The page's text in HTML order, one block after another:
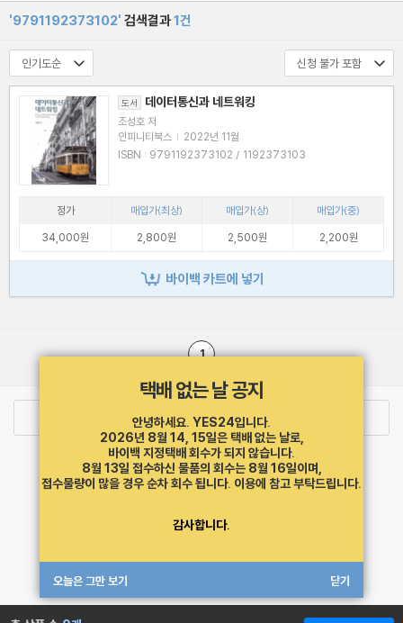
'9791192373102' 검색결과1건
도서 데이터통신과 네트워킹
조성호 저
인피니티북스 | 2022년 11월
ISBN : 9791192373102 / 1192373103
정가 매입가(최상) 매입가(상)
매입가(중)
34,000원
2,800원 2,500원 2,200원
바이백 카트에 넣기
1
택배 없는 날 공지
안녕하세요. YES24입니다.
2026년 8월 14, 15일은 택배 없는 날로,
바이백 지정택배 회수가 되지 않습니다.
8월 13일 접수하신 물품의 회수는 8월 16일이며,
접수물량이 많을 경우 순차 회수 됩니다. 이용에 참고 부탁드립니다.
감사합니다.
오늘은 그만 보기 닫기
최근 본 상품
고객센터 1544-3800 티켓 1544-6399
중고샵 1566-4295
eBook 1:1문의/채팅상담
개인정보처리방침
도서홍보
광고
MATOM4